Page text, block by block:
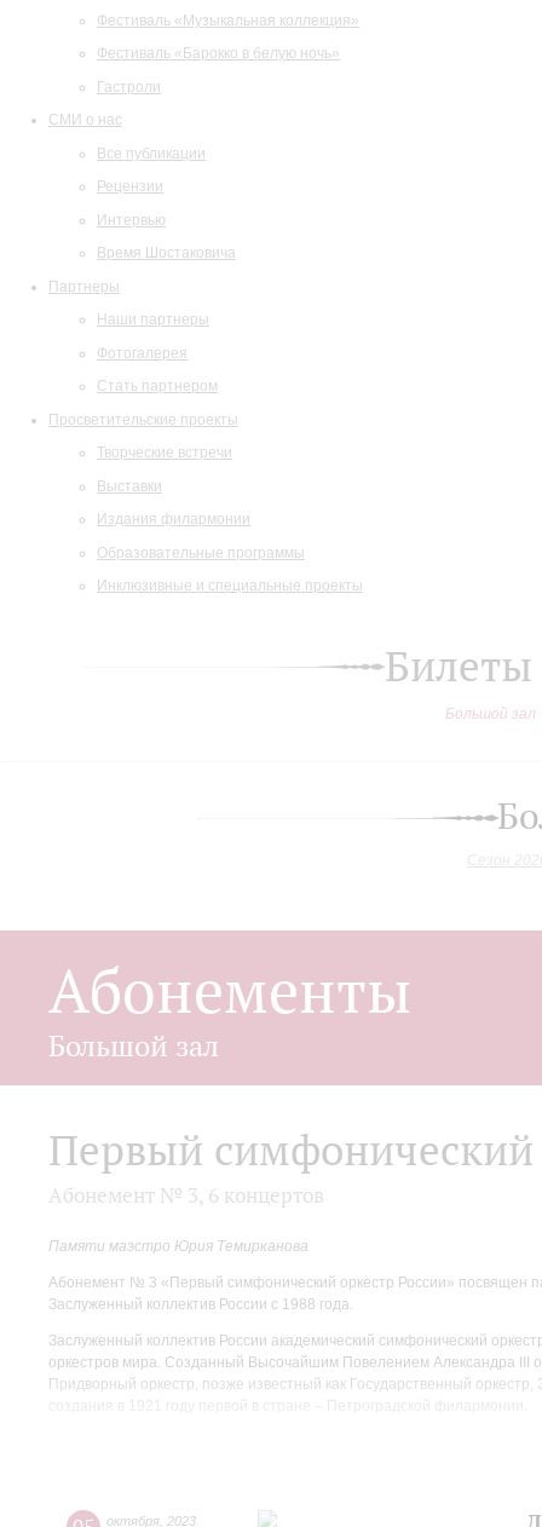
Фестиваль «Музыкальная коллекция»
Фестиваль «Барокко в белую ночь»
Гастроли
СМИ о нас
Все публикации
Рецензии
Интервью
Время Шостаковича
Партнеры
Наши партнеры
Фотогалерея
Стать партнером
Просветительские проекты
Творческие встречи
Выставки
Издания филармонии
Образовательные программы
Инклюзивные и специальные проекты
Большой зал
Сезон
Абонементы
Большой зал
Первый симфонический
Абонемент № 3, 6 концертов
Памяти маэстро Юрия Темирканова
Абонемент № 3 «Первый симфонический оркестр России» посвящен
Заслуженный коллектив России с 1988 года.
Заслуженный коллектив России академический симфонический
оркестров мира. Созданный Высочайшим Повелением Александра III
Придворный оркестр, позже известный как Государственный
российских пианистов Денис Мацуев.
октября 2023